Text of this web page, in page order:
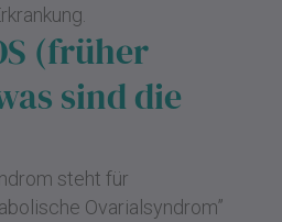
(früher
sind die
steht für
Ovarialsyndrom”